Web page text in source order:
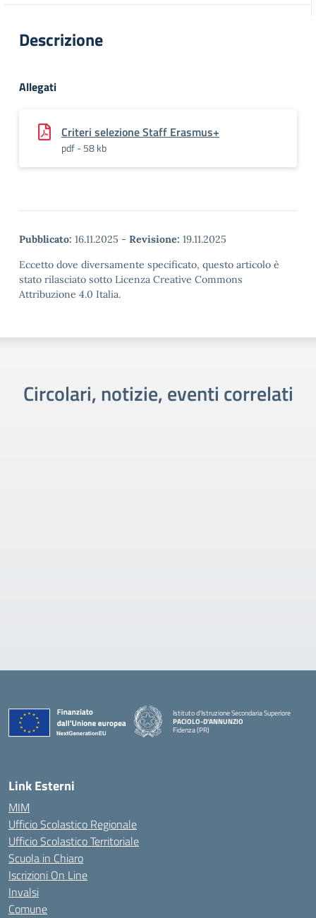
Descrizione
Allegati
Criteri selezione Staff Erasmus+
pdf - 58 kb
Pubblicato: 16.11.2025 - Revisione: 19.11.2025
Eccetto dove diversamente specificato, questo articolo è
stato rilasciato sotto Licenza Creative Commons
Attribuzione 4.0 Italia.
Circolari, notizie, eventi correlati
Istituto d'Istruzione Secondaria Superiore
PACIOLO-D'ANNUNZIO
Fidenza (PR)
Link Esterni
MIM
Ufficio Scolastico Regionale
Ufficio Scolastico Territoriale
Scuola in Chiaro
Iscrizioni On Line
Invalsi
Comune